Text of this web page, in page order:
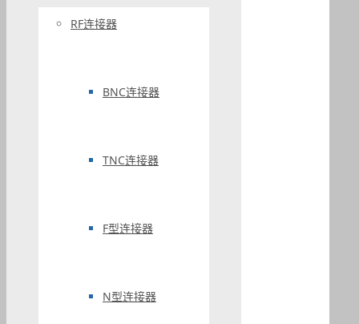
RF连接器
BNC连接器
TNC连接器
F型连接器
N型连接器